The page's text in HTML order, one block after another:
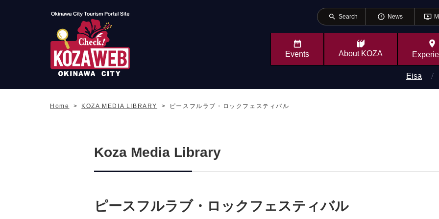
search Search error_outline News ondemand_video
Events About KOZA
place
Eisa
Home KOZA MEDIA LIBRARY ピースフルラブ・ロックフェスティバル
Koza Media Library
ピースフルラブ・ロックフェスティバル